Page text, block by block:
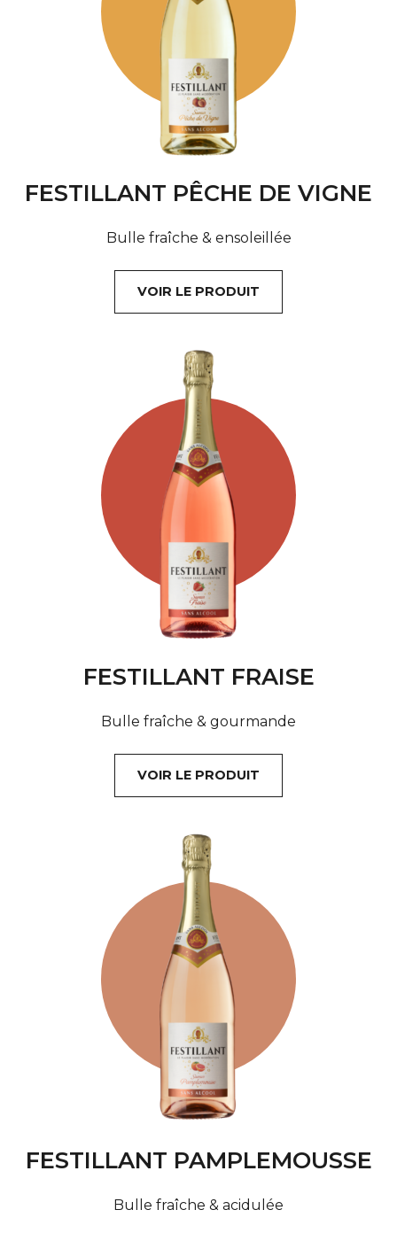
FESTILLANT PÊCHE DE VIGNE
Bulle fraîche & ensoleillée
VOIR LE PRODUIT
FESTILLANT FRAISE
Bulle fraîche & gourmande
VOIR LE PRODUIT
FESTILLANT PAMPLEMOUSSE
Bulle fraîche & acidulée